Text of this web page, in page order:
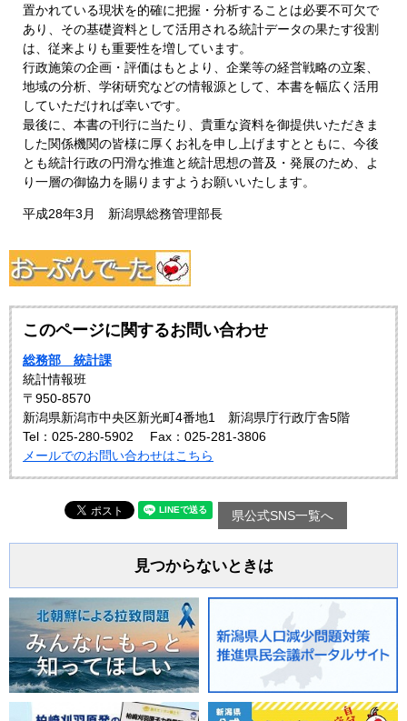
置かれている現状を的確に把握・分析することは必要不可欠で
あり、その基礎資料として活用される統計データの果たす役割
は、従来よりも重要性を増しています。
行政施策の企画・評価はもとより、企業等の経営戦略の立案、
地域の分析、学術研究などの情報源として、本書を幅広く活用
していただければ幸いです。
最後に、本書の刊行に当たり、貴重な資料を御提供いただきま
した関係機関の皆様に厚くお礼を申し上げますとともに、今後
とも統計行政の円滑な推進と統計思想の普及・発展のため、よ
り一層の御協力を賜りますようお願いいたします。
平成28年3月 新潟県総務管理部長
このページに関するお問い合わせ
総務部 統計課
統計情報班
〒950-8570
新潟県新潟市中央区新光町4番地1 新潟県庁行政庁舎5階
Tel：025-280-5902
Fax：025-281-3806
メールでのお問い合わせはこちら
県公式SNS一覧へ
見つからないときは